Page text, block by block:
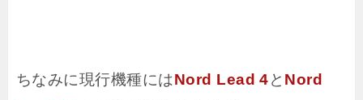
ちなみに現行機種にはNord Lead 4と Nord